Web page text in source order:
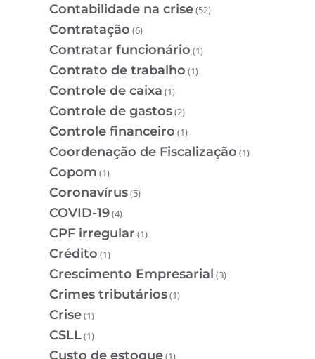
Contabilidade na crise(52)
Contratação (6)
Contratar funcionário (1)
Contrato de trabalho (1)
Controle de caixa (1)
Controle de gastos(2)
Controle financeiro (1)
Coordenação de Fiscalização (1)
Copom (1)
Coronavírus(5)
COVID-19(4)
CPF irregular (1)
Crédito (1)
Crescimento Empresarial (3)
Crimes tributários(1)
Crise(1)
CSLL(1)
Custo de estoque(1)